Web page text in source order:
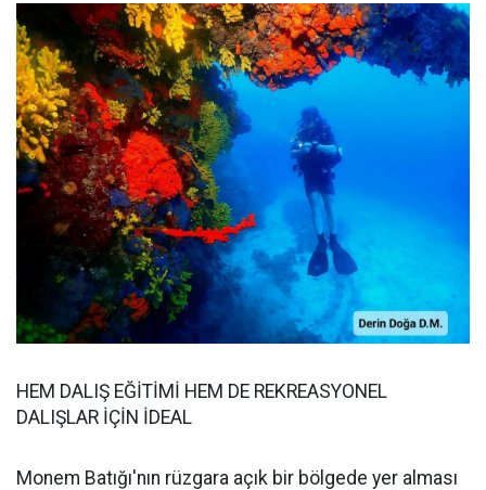
HEM DALIŞ EĞİTİMİ HEM DE REKREASYONEL
DALIŞLAR İÇİN İDEAL
Monem Batığı'nın rüzgara açık bir bölgede yer alması